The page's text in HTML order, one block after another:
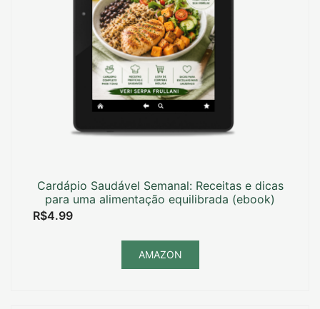
Cardápio Saudável Semanal: Receitas e dicas
para uma alimentação equilibrada (ebook)
R$4.99
AMAZON